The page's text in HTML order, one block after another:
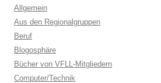
Allgemein
Aus den Regionalgruppen
Beruf
Blogosphäre
Bücher von VFLL-Mitgliedern
Computer/Technik